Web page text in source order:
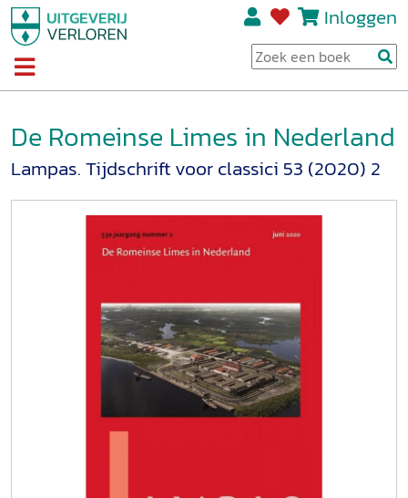
Inloggen
De Romeinse Limes in Nederland
Lampas. Tijdschrift voor classici 53 (2020) 2